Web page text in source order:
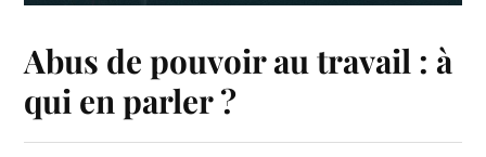
Abus de pouvoir au travail : à
qui en parler ?